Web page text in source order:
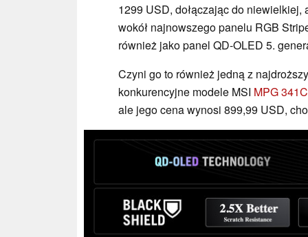
1299 USD, dołączając do
wokół najnowszego panelu RGB
również jako panel QD-OLED 5.
Czyni go to również jedną z
konkurencyjne modele MSI MPG
ale jego cena wynosi 899,99 USD,